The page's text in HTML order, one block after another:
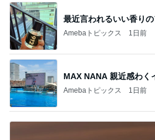
最近言われるいい香り
Amebaトピックス 1日前
MAX NANA 親近感わく
Amebaトピックス 1日前